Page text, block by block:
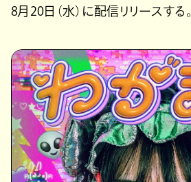
8月20日（水）に配信リリースする。